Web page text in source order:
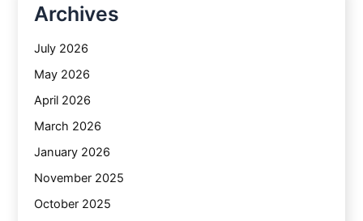
Archives
July 2026
May 2026
April 2026
March 2026
January 2026
November 2025
October 2025